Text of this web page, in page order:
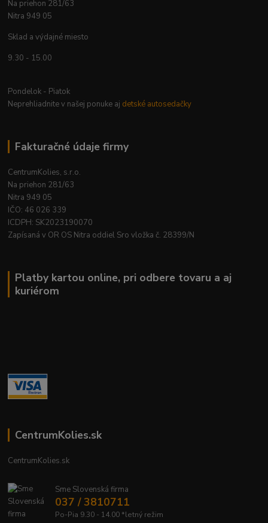
Na priehon 281/63
Nitra 949 05
Sklad a výdajné miesto
9.30 - 15.00
Pondelok - Piatok
Neprehliadnite v našej ponuke aj detské autosedačky
Fakturačné údaje firmy
CentrumKolies, s.r.o.
Na priehon 281/63
Nitra 949 05
IČO: 46 026 339
ICDPH: SK2023190070
Zapísaná v OR OS Nitra oddiel Sro vložka č. 28399/N
Platby kartou online, pri odbere tovaru a aj
kuriérom
CentrumKolies.sk
CentrumKolies.sk
Sme Slovenská firma
037 / 3810711
Po-Pia 9.30 - 14.00 *letný režim